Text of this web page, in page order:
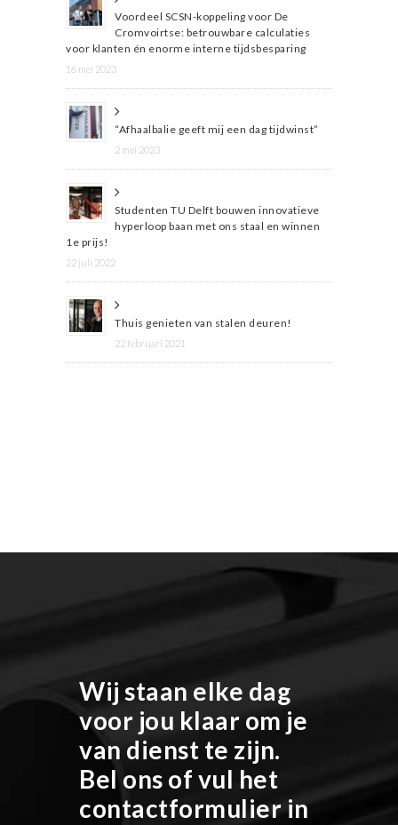
Voordeel SCSN-koppeling voor De
Cromvoirtse: betrouwbare calculaties
voor klanten én enorme interne tijdsbesparing
16 mei 2023
“Afhaalbalie geeft mij een dag tijdwinst”
2 mei 2023
Studenten TU Delft bouwen innovatieve
hyperloop baan met ons staal en winnen
1e prijs!
22 juli 2022
Thuis genieten van stalen deuren!
22 februari 2021
Wij staan elke dag
voor jou klaar om je
van dienst te zijn.
Bel ons of vul het
contactformulier in